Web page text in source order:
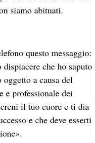
siamo abituati.
questo messaggio:
che ho saputo
a causa del
e professionale dei
il tuo cuore e ti dia
e che deve esserti